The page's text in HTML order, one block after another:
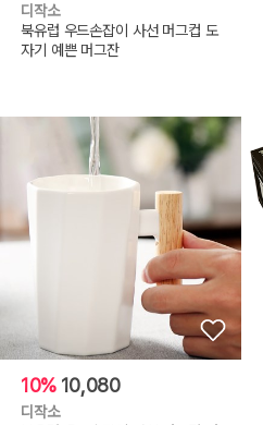
디작소
북유럽 우드손잡이 사선 머그컵 도
자기 예쁜 머그잔
10% 10,080
디작소